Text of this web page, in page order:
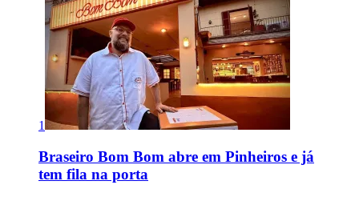
1
Braseiro Bom Bom abre em Pinheiros e já
tem fila na porta